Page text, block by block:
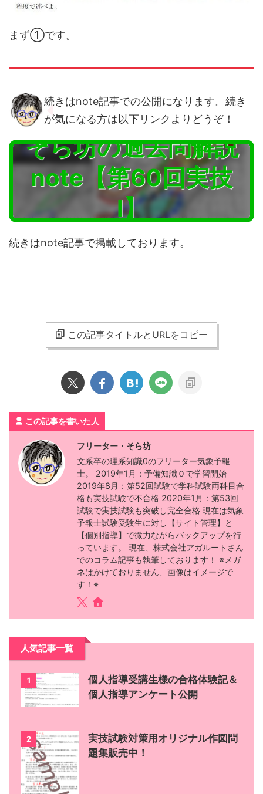
まず①です。
続きはnote記事での公開になります。続き
が気になる方は以下リンクよりどうぞ！
そら坊の過去問解説
note【第60回実技
Ⅰ】
続きはnote記事で掲載しております。
この記事タイトルとURLをコピー
この記事を書いた人
フリーター・そら坊
文系卒の理系知識0のフリーター気象予報
士。 2019年1月：予備知識０で学習開始
2019年8月：第52回試験で学科試験両科目合
格も実技試験で不合格 2020年1月：第53回
試験で実技試験も突破し完全合格 現在は気象
予報士試験受験生に対し【サイト管理】と
【個別指導】で微力ながらバックアップを行
っています。 現在、株式会社アガルートさん
でのコラム記事も執筆しております！ ※メガ
ネはかけておりません、画像はイメージで
す！※
人気記事一覧
1
個人指導受講生様の合格体験記＆
個人指導アンケート公開
2
実技試験対策用オリジナル作図問
題集販売中！